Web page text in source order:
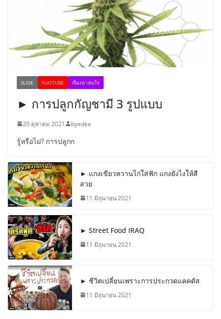
SLIDE YUOTUBE เรื่องน่าสนใจ
► การปลูกกัญชามี 3 รูปแบบ
20 ตุลาคม 2021 byedee
รู้หรือไม่? การปลูกก
► แกงเขียวหวานไก่ใส่ฟัก แกงยังไงให้สี
สวย
11 มิถุนายน 2021
► Street Food IRAQ
11 มิถุนายน 2021
► ชีวิตเปลี่ยนเพราะการประกวดแคคตัส
11 มิถุนายน 2021